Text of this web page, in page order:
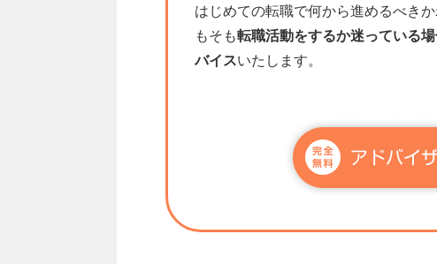
はじめての転職で何から進めるべき
もそも転職活動をするか迷っている
バイスいたします。